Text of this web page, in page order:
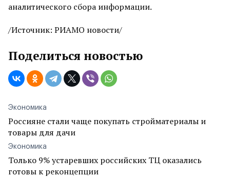
аналитического сбора информации.
/Источник: РИАМО новости/
Поделиться новостью
Экономика
Россияне стали чаще покупать стройматериалы и
товары для дачи
Экономика
Только 9% устаревших российских ТЦ оказались
готовы к реконцепции